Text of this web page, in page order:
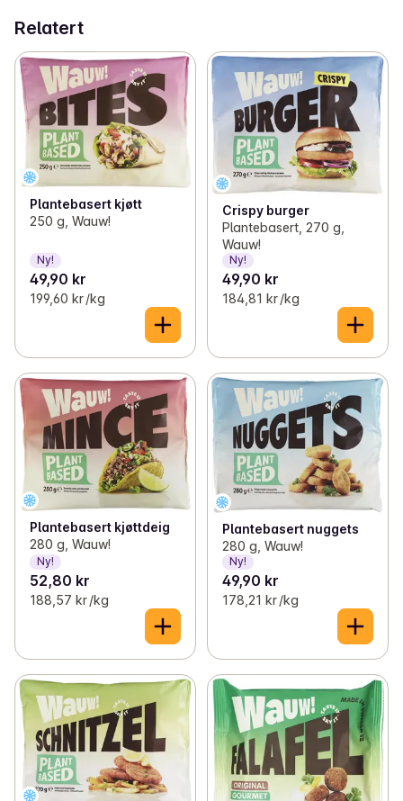
Relatert
Plantebasert kjøtt
250 g, Wauw!
Ny!
49,90 kr
199,60 kr /kg
Crispy burger
Plantebasert, 270 g,
Wauw!
Ny!
49,90 kr
184,81 kr /kg
Plantebasert kjøttdeig
280 g, Wauw!
Ny!
52,80 kr
188,57 kr /kg
Plantebasert nuggets
280 g, Wauw!
Ny!
49,90 kr
178,21 kr /kg